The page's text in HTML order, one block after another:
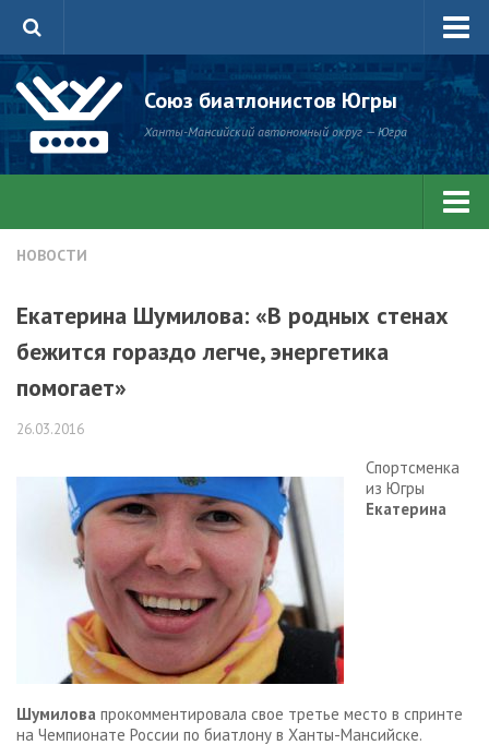
Главная
Новости
Антидопинг
Центр зимних видов спорта
Соревнования
О нас
Библиотека СБЮ
Союз биатлонистов Югры
Ханты-Мансийский автономный округ — Югра
Все новости
Соревнования
Видео
НОВОСТИ
Екатерина Шумилова: «В родных стенах
бежится гораздо легче, энергетика
помогает»
26.03.2016
Спортсменка
из Югры
Екатерина
Шумилова прокомментировала свое третье место в спринте
на Чемпионате России по биатлону в Ханты-Мансийске.